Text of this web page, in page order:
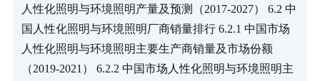
人性化照明与环境照明产量及预测（2017-2027） 6.2 中
国人性化照明与环境照明厂商销量排行 6.2.1 中国市场
人性化照明与环境照明主要生产商销量及市场份额
（2019-2021） 6.2.2 中国市场人性化照明与环境照明主